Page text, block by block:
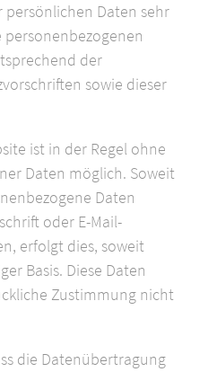
Daten sehr
der
sowie dieser
ist in der Regel ohne
Daten möglich. Soweit
Daten
oder E-Mail-
erfolgt dies, soweit
Basis. Diese Daten
Zustimmung nicht
die Datenübertragung